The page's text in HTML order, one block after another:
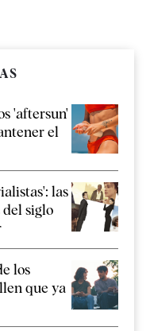
'aftersun'
el
las
siglo
los
que ya